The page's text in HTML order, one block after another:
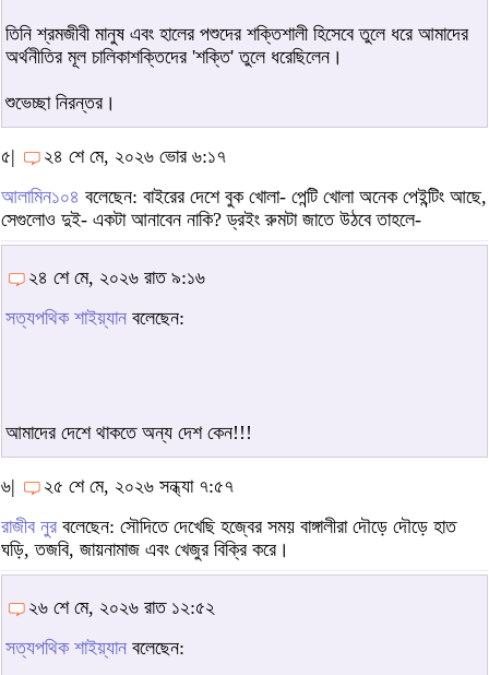
তিনি শ্রমজীবী মানুষ এবং হালের পশুদের শক্তিশালী হিসেবে তুলে ধরে আমাদের
অর্থনীতির মূল চালিকাশক্তিদের 'শক্তি' তুলে ধরেছিলেন।
শুভেচ্ছা নিরন্তর।
৫|
২৪ শে মে, ২০২৬ ভোর ৬:১৭
আলামিন১০৪ বলেছেন: বাইরের দেশে বুক খোলা- পেন্টি খোলা অনেক পেইন্টিং আছে,
সেগুলোও দুই- একটা আনাবেন নাকি? ড্রইং রুমটা জাতে উঠবে তাহলে-
২৪ শে মে, ২০২৬ রাত ৯:১৬
সত্যপথিক শাইয়্যান বলেছেন:
আমাদের দেশে থাকতে অন্য দেশ কেন!!!
৬|
২৫ শে মে, ২০২৬ সন্ধ্যা ৭:৫৭
রাজীব নুর বলেছেন: সৌদিতে দেখেছি হজ্বের সময় বাঙ্গালীরা দৌড়ে দৌড়ে হাত
ঘড়ি, তজবি, জায়নামাজ এবং খেজুর বিক্রি করে।
২৬ শে মে, ২০২৬ রাত ১২:৫২
সত্যপথিক শাইয়্যান বলেছেন: